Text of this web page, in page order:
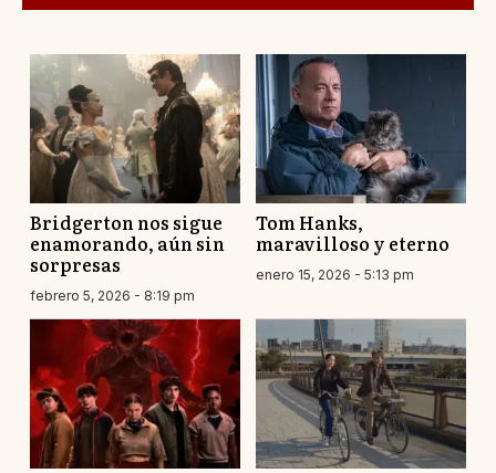
Bridgerton nos sigue
enamorando, aún sin
sorpresas
febrero 5, 2026 - 8:19 pm
Tom Hanks,
maravilloso y eterno
enero 15, 2026 - 5:13 pm